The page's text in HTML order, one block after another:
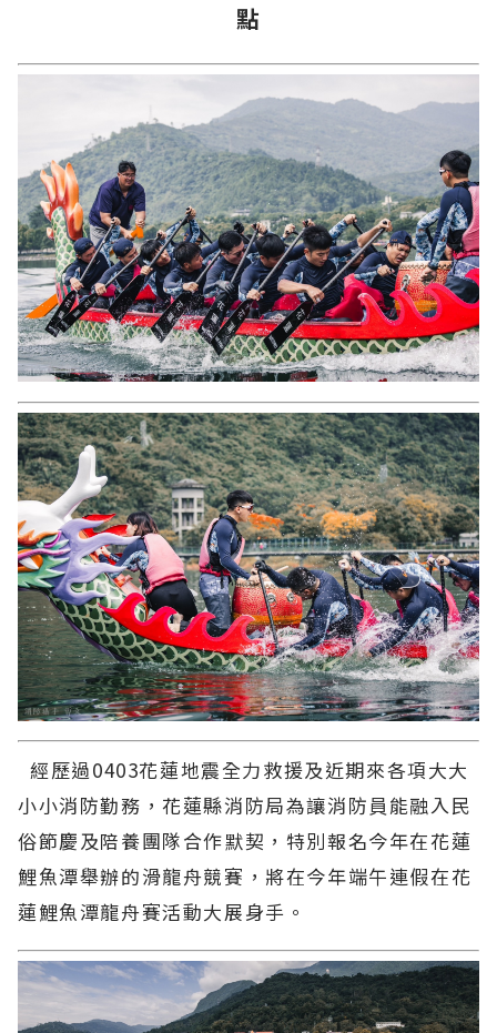
點
經歷過0403花蓮地震全力救援及近期來各項大大
小小消防勤務，花蓮縣消防局為讓消防員能融入民
俗節慶及陪養團隊合作默契，特別報名今年在花蓮
鯉魚潭舉辦的滑龍舟競賽，將在今年端午連假在花
蓮鯉魚潭龍舟賽活動大展身手。